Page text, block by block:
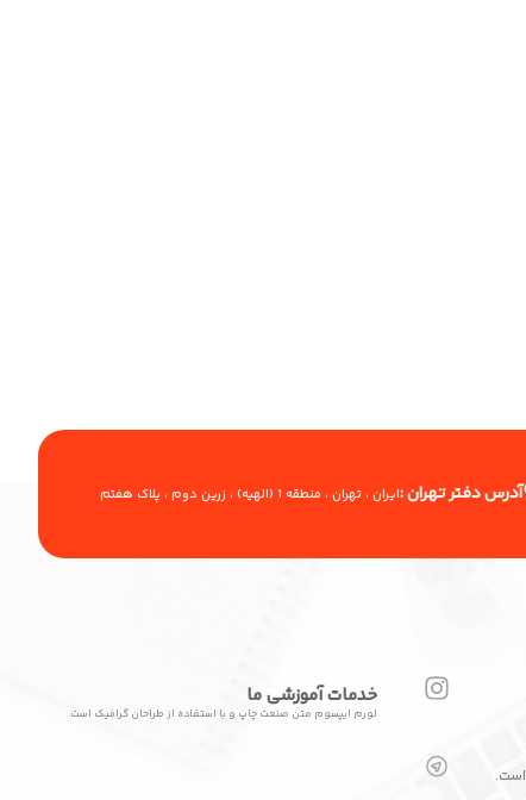
آدرس دفتر تهران :ایران ، تهران ، منطقه 1 (الهیه) ، زرین دوم ، پلاک هفتم
است.
خدمات آموزشی ما
لورم ایپسوم متن صنعت چاپ و با استفاده از طراحان گرافیک است.